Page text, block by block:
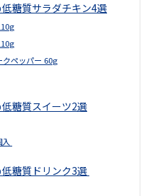
糖質サラダチキン4選
ペッパー 60g
糖質スイーツ2選
糖質ドリンク3選